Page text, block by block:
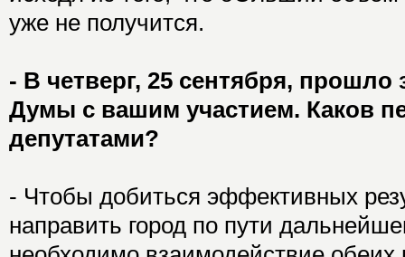
уже не получится.
- В четверг, 25 сентября, прошло
Думы с вашим участием. Каков
депутатами?
- Чтобы добиться эффективных
направить город по пути